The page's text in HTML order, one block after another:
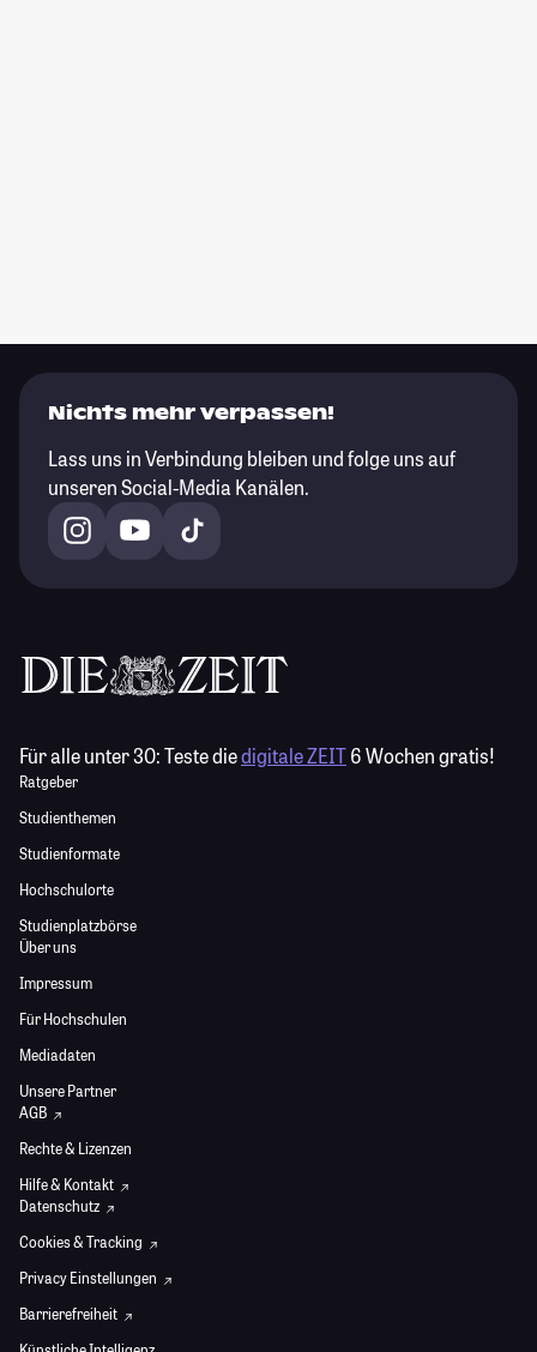
Nichts mehr verpassen!
Lass uns in Verbindung bleiben und folge uns auf
unseren Social-Media Kanälen.
Für alle unter 30:Teste diedigitale ZEIT6 Wochen gratis!
Ratgeber
Studienthemen
Studienformate
Hochschulorte
Studienplatzbörse
Über uns
Impressum
Für Hochschulen
Mediadaten
Unsere Partner
AGB
Rechte & Lizenzen
Hilfe & Kontakt
Datenschutz
Cookies & Tracking
Privacy Einstellungen
Barrierefreiheit